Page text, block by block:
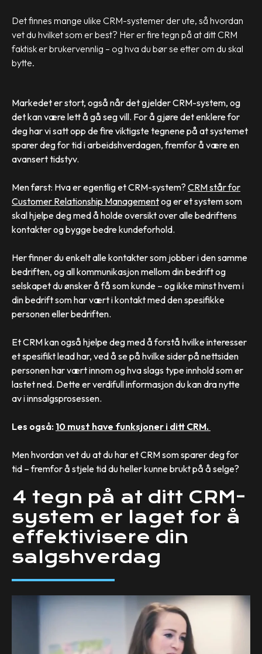
Det finnes mange ulike CRM-systemer der ute, så hvordan
vet du hvilket som er best? Her er fire tegn på at ditt CRM
faktisk er brukervennlig – og hva du bør se etter om du skal
bytte.
Markedet er stort, også når det gjelder CRM-system, og
det kan være lett å gå seg vill. For å gjøre det enklere for
deg har vi satt opp de fire viktigste tegnene på at systemet
sparer deg for tid i arbeidshverdagen, fremfor å være en
avansert tidstyv.
Men først: Hva er egentlig et CRM-system? CRM står for
Customer Relationship Managementog er et system som
skal hjelpe deg med å holde oversikt over alle bedriftens
kontakter og bygge bedre kundeforhold.
Her finner du enkelt alle kontakter som jobber i den samme
bedriften, og all kommunikasjon mellom din bedrift og
selskapet du ønsker å få som kunde – og ikke minst hvem i
din bedrift som har vært i kontakt med den spesifikke
personen eller bedriften.
Et CRM kan også hjelpe deg med å forstå hvilke interesser
et spesifikt lead har, ved å se på hvilke sider på nettsiden
personen har vært innom og hva slags type innhold som er
lastet ned. Dette er verdifull informasjon du kan dra nytte
av i innsalgsprosessen.
Les også: 10 must have funksjoner i ditt CRM.
Men hvordan vet du at du har et CRM som sparer deg for
tid – fremfor å stjele tid du heller kunne brukt på å selge?
4 tegn på at ditt CRM-
system er laget for å
effektivisere din
salgshverdag